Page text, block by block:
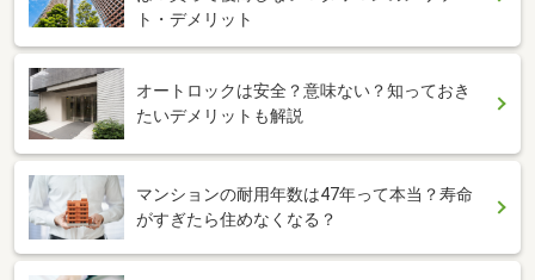
ト・デメリット
オートロックは安全？意味ない？知っておき
たいデメリットも解説
マンションの耐用年数は47年って本当？寿命
がすぎたら住めなくなる？